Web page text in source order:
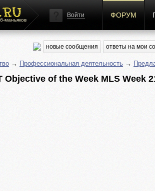
маньяков
Войти ФОРУМ
новые сообщения ответы на мои
→ Профессиональная деятельность →
Objective of the Week MLS Week